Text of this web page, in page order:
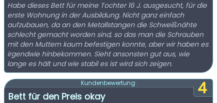
Habe dieses Bett für meine Tochter 16 J. ausgesucht, für die
erste Wohnung in der Ausbildung. Nicht ganz einfach
aufzubauen, da an den Metallstangen die Schweißnähte
schlecht gemacht worden sind, so das man die Schrauben
mit den Muttern kaum befestigen konnte, aber wir haben es
irgendwie hinbekommen. Sieht ansonsten gut aus, wie
lange es hält und wie stabil es ist wird sich zeigen.
4
Kundenbewertung:
Bett für den Preis okay